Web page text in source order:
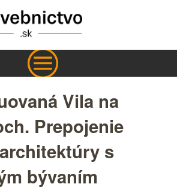
Vila na
Prepojenie
s
bývaním